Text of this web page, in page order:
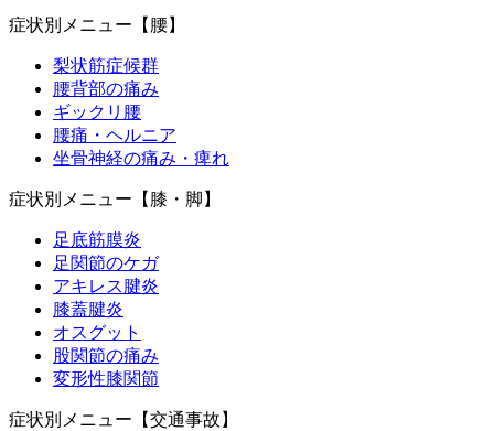
症状別メニュー【腰】
梨状筋症候群
腰背部の痛み
ギックリ腰
腰痛・ヘルニア
坐骨神経の痛み・痺れ
症状別メニュー【膝・脚】
足底筋膜炎
足関節のケガ
アキレス腱炎
膝蓋腱炎
オスグット
股関節の痛み
変形性膝関節
症状別メニュー【交通事故】